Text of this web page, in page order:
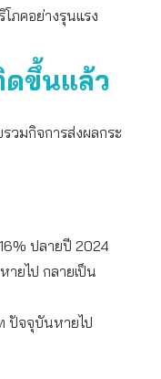
ภคอย่างรุนแรง
ขึ้นแล้ว
วมกิจการส่งผลกระ
ปลายปี 2024
ายไป กลายเป็น
ปัจจุบันหายไป